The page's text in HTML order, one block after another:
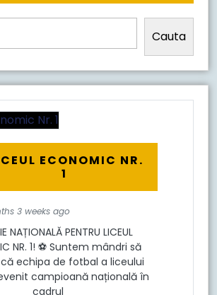
Cauta
ECONOMIC NR.
1
3 weeks ago
NAȚIONALĂ PENTRU LICEUL
NR. 1! ⚽ Suntem mândri să
echipa de fotbal a liceului
campioană națională în
cadrul